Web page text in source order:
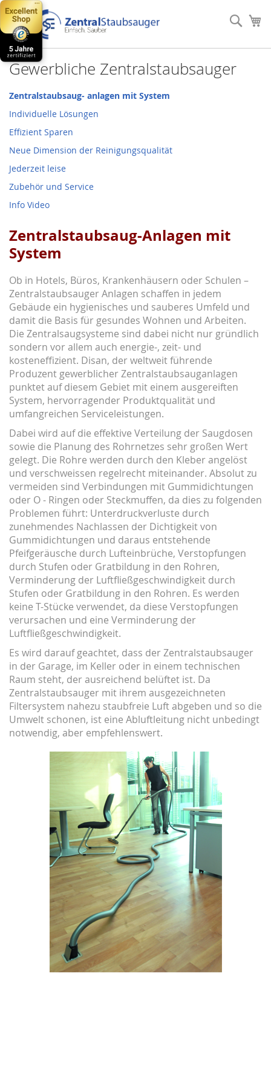
Direkt
zum
Inhalt
Gewerbliche Zentralstaubsauger
Zentralstaubsaug- anlagen mit System
Individuelle Lösungen
Effizient Sparen
Neue Dimension der Reinigungsqualität
Jederzeit leise
Zubehör und Service
Info Video
Zentralstaubsaug-Anlagen mit
System
Ob in Hotels, Büros, Krankenhäusern oder Schulen –
Zentralstaubsauger Anlagen schaffen in jedem
Gebäude ein hygienisches und sauberes Umfeld und
damit die Basis für gesundes Wohnen und Arbeiten.
Die Zentralsaugsysteme sind dabei nicht nur gründlich
sondern vor allem auch energie-, zeit- und
kosteneffizient. Disan, der weltweit führende
Produzent gewerblicher Zentralstaubsauganlagen
punktet auf diesem Gebiet mit einem ausgereiften
System, hervorragender Produktqualität und
umfangreichen Serviceleistungen.
Dabei wird auf die effektive Verteilung der Saugdosen
sowie die Planung des Rohrnetzes sehr großen Wert
gelegt. Die Rohre werden durch den Kleber angelöst
und verschweissen regelrecht miteinander. Absolut zu
vermeiden sind Verbindungen mit Gummidichtungen
oder O - Ringen oder Steckmuffen, da dies zu folgenden
Problemen führt: Unterdruckverluste durch
zunehmendes Nachlassen der Dichtigkeit von
Gummidichtungen und daraus entstehende
Pfeifgeräusche durch Lufteinbrüche, Verstopfungen
durch Stufen oder Gratbildung in den Rohren,
Verminderung der Luftfließgeschwindigkeit durch
Stufen oder Gratbildung in den Rohren. Es werden
keine T-Stücke verwendet, da diese Verstopfungen
verursachen und eine Verminderung der
Luftfließgeschwindigkeit.
Es wird darauf geachtet, dass der Zentralstaubsauger
in der Garage, im Keller oder in einem technischen
Raum steht, der ausreichend belüftet ist. Da
Zentralstaubsauger mit ihrem ausgezeichneten
Filtersystem nahezu staubfreie Luft abgeben und so die
Umwelt schonen, ist eine Abluftleitung nicht unbedingt
notwendig, aber empfehlenswert.